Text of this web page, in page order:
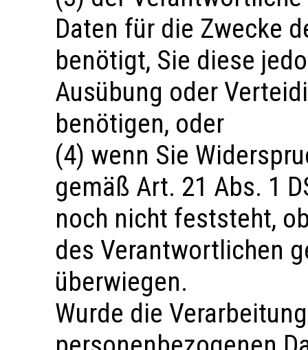
Daten für die Zwecke
benötigt, Sie diese
Ausübung oder
benötigen, oder
(4) wenn Sie
gemäß Art. 21 Abs. 1
noch nicht feststeht,
des Verantwortlichen
überwiegen.
Wurde die